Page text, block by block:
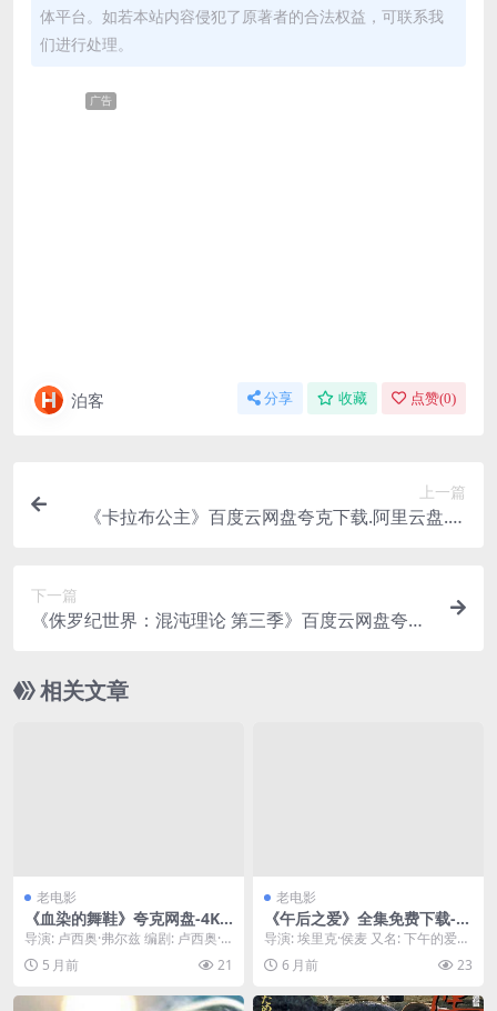
体平台。如若本站内容侵犯了原著者的合法权益，可联系我
们进行处理。
广告
泊客 分享 收藏 点赞(0)
上一篇
《卡拉布公主》百度云网盘夸克下载.阿里云盘.中
下一篇
《侏罗纪世界：混沌理论 第三季》百度云网盘夸克
相关文章
老电影
《血染的舞鞋》夸克网盘-4K
高码率-9.8G-下载.中字.(1984)
导演: 卢西奥·弗尔兹 编剧: 卢西奥·
弗尔兹 资源类型：血染的舞鞋百度
云网盘 ...
5 月前 21
老电影
《午后之爱》全集免费下载-1
972-收藏党必存收集 – 剧情/
盘]
导演: 埃里克·侯麦 又名: 下午的爱情
/ 契洛埃在下午 / Chloe in...
6 月前 23